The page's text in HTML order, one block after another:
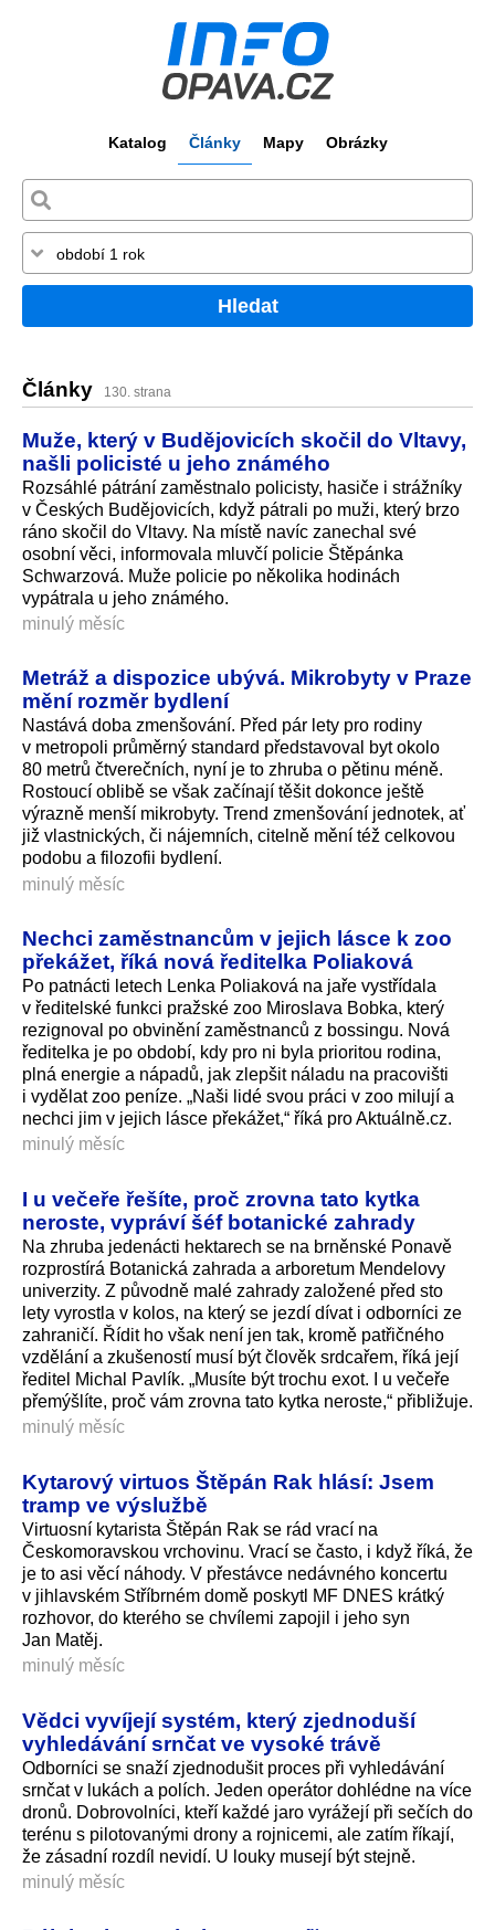
Katalog Články Mapy Obrázky
Hledat
Články 130. strana
Muže, který v Budějovicích skočil do Vltavy,
našli policisté u jeho známého
Rozsáhlé pátrání zaměstnalo policisty, hasiče i strážníky
v Českých Budějovicích, když pátrali po muži, který brzo
ráno skočil do Vltavy. Na místě navíc zanechal své
osobní věci, informovala mluvčí policie Štěpánka
Schwarzová. Muže policie po několika hodinách
vypátrala u jeho známého.
minulý měsíc
Metráž a dispozice ubývá. Mikrobyty v Praze
mění rozměr bydlení
Nastává doba zmenšování. Před pár lety pro rodiny
v metropoli průměrný standard představoval byt okolo
80 metrů čtverečních, nyní je to zhruba o pětinu méně.
Rostoucí oblibě se však začínají těšit dokonce ještě
výrazně menší mikrobyty. Trend zmenšování jednotek, ať
již vlastnických, či nájemních, citelně mění též celkovou
podobu a filozofii bydlení.
minulý měsíc
Nechci zaměstnancům v jejich lásce k zoo
překážet, říká nová ředitelka Poliaková
Po patnácti letech Lenka Poliaková na jaře vystřídala
v ředitelské funkci pražské zoo Miroslava Bobka, který
rezignoval po obvinění zaměstnanců z bossingu. Nová
ředitelka je po období, kdy pro ni byla prioritou rodina,
plná energie a nápadů, jak zlepšit náladu na pracovišti
i vydělat zoo peníze. „Naši lidé svou práci v zoo milují a
nechci jim v jejich lásce překážet,“ říká pro Aktuálně.cz.
minulý měsíc
I u večeře řešíte, proč zrovna tato kytka
neroste, vypráví šéf botanické zahrady
Na zhruba jedenácti hektarech se na brněnské Ponavě
rozprostírá Botanická zahrada a arboretum Mendelovy
univerzity. Z původně malé zahrady založené před sto
lety vyrostla v kolos, na který se jezdí dívat i odborníci ze
zahraničí. Řídit ho však není jen tak, kromě patřičného
vzdělání a zkušeností musí být člověk srdcařem, říká její
ředitel Michal Pavlík. „Musíte být trochu exot. I u večeře
přemýšlíte, proč vám zrovna tato kytka neroste,“ přibližuje.
minulý měsíc
Kytarový virtuos Štěpán Rak hlásí: Jsem
tramp ve výslužbě
Virtuosní kytarista Štěpán Rak se rád vrací na
Českomoravskou vrchovinu. Vrací se často, i když říká, že
je to asi věcí náhody. V přestávce nedávného koncertu
v jihlavském Stříbrném domě poskytl MF DNES krátký
rozhovor, do kterého se chvílemi zapojil i jeho syn
Jan Matěj.
minulý měsíc
Vědci vyvíjejí systém, který zjednoduší
vyhledávání srnčat ve vysoké trávě
Odborníci se snaží zjednodušit proces při vyhledávání
srnčat v lukách a polích. Jeden operátor dohlédne na více
dronů. Dobrovolníci, kteří každé jaro vyrážejí při sečích do
terénu s pilotovanými drony a rojnicemi, ale zatím říkají,
že zásadní rozdíl nevidí. U louky musejí být stejně.
minulý měsíc